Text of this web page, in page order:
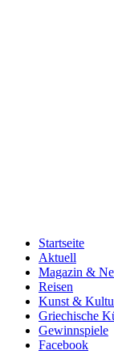
Startseite
Aktuell
Magazin &
Reisen
Kunst &
Griechische
Gewinnspiele
Facebook